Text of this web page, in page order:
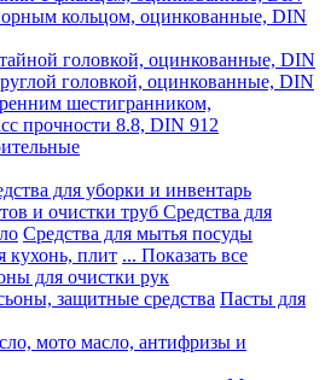
кольцом, оцинкованные, DIN
головкой, оцинкованные, DIN
головкой, оцинкованные, DIN
шестигранником,
прочности 8.8, DIN 912
для уборки и инвентарь
и очистки труб Средства для
Средства для мытья посуды
кухонь, плит ... Показать все
для очистки рук
защитные средства Пасты для
мото масло, антифризы и